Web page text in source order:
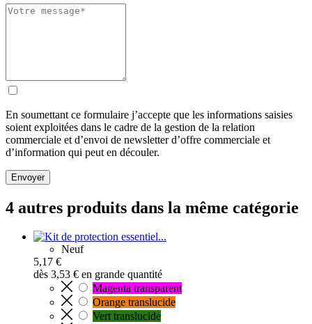
En soumettant ce formulaire j’accepte que les informations saisies
soient exploitées dans le cadre de la gestion de la relation
commerciale et d’envoi de newsletter d’offre commerciale et
d’information qui peut en découler.
Envoyer
4 autres produits dans la même catégorie
Neuf
5,17 €
dès 3,53 € en grande quantité
Magenta transparent
Orange translucide
Vert translucide